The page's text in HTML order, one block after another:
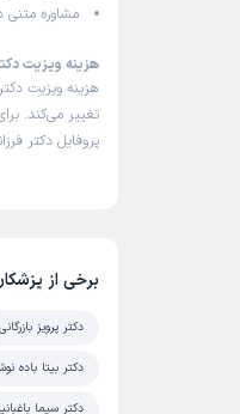
مشاوره متنی
هزینه ویزیت
هزینه ویزیت
تغییر می‌کند.
پروفایل دکتر
برخی از
دکتر پرویز بازرگانی
دکتر بیتا باده
دکتر سیما